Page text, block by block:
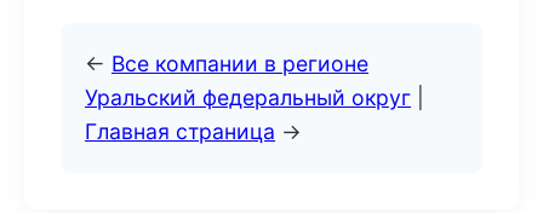
← Все компании в регионе
Уральский федеральный округ
Главная страница →